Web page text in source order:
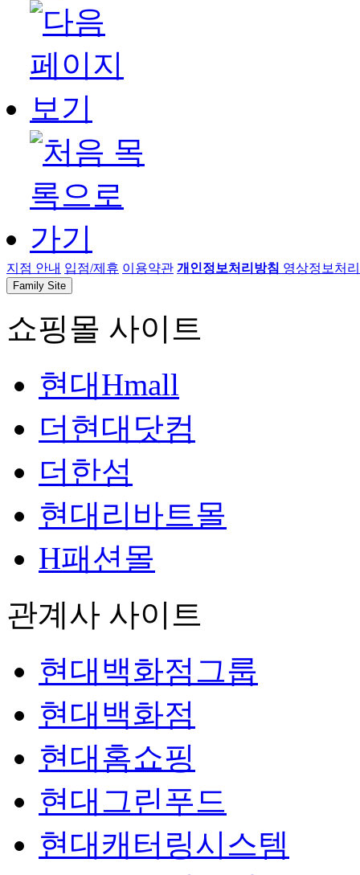
지점 안내 입점/제휴 이용약관 개인정보처리방침 영상정보처
Family Site
쇼핑몰 사이트
현대Hmall
더현대닷컴
더한섬
현대리바트몰
H패션몰
관계사 사이트
현대백화점그룹
현대백화점
현대홈쇼핑
현대그린푸드
현대캐터링시스템